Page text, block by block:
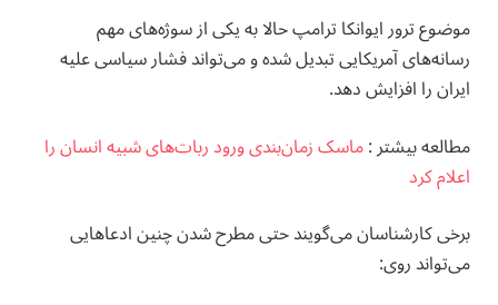
موضوع ترور ایوانکا ترامپ حالا به یکی از سوژه‌های مهم
رسانه‌های آمریکایی تبدیل شده و می‌تواند فشار سیاسی علیه
ایران را افزایش دهد.
مطالعه بيشتر :ماسک زمان‌بندی ورود ربات‌های شبیه انسان را
اعلام کرد
برخی کارشناسان می‌گویند حتی مطرح شدن چنین ادعاهایی
می‌تواند روی: